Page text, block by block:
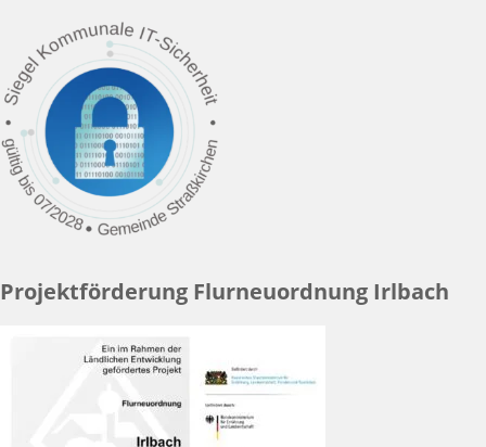
Projektförderung Flurneuordnung Irlbach